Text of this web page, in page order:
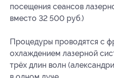
посещения сеансов
вместо 32 500 руб.)
Процедуры проводятся с
охлаждением лазерной
трёх длин волн